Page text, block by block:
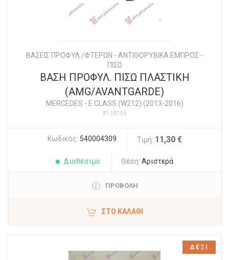
ΒΑΣΕΙΣ ΠΡΟΦΥΛ./ΦΤΕΡΩΝ - ΑΝΤΙΘΟΡΥΒΙΚΑ ΕΜΠΡΟΣ -
ΠΙΣΩ
ΒΑΣΗ ΠΡΟΦΥΛ. ΠΙΣΩ ΠΛΑΣΤΙΚΗ
(AMG/AVANTGARDE)
MERCEDES - E CLASS (W212) (2013-2016)
#138105
Κωδικός: 540004309 Τιμή: 11,30 €
Διαθέσιμο Θέση: Αριστερά
ΠΡΟΒΟΛΗ
ΣΤΟ ΚΑΛΆΘΙ
ΔΕΞΙ